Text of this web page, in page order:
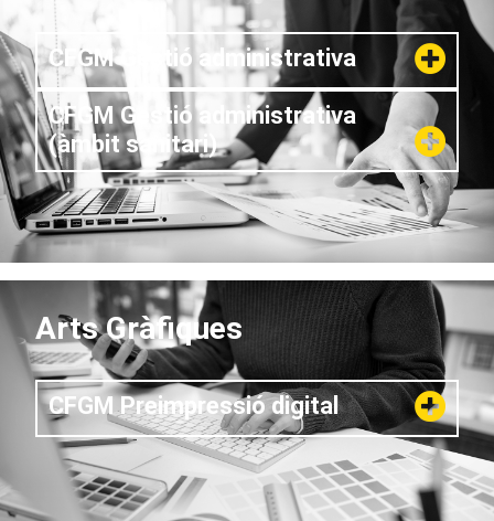
CFGM Gestió administrativa
CFGM Gestió administrativa
(àmbit sanitari)
Arts Gràfiques
CFGM Preimpressió digital